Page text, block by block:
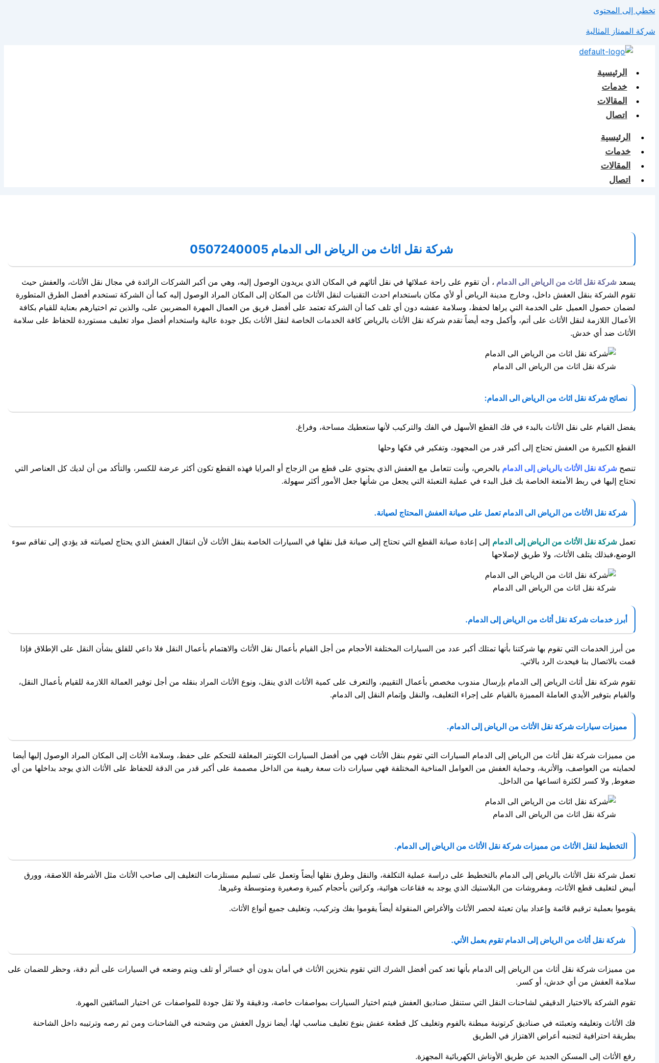
تخطي إلى المحتوى
شركة الممتاز المثالية
الرئيسية
خدمات
المقالات
اتصال
الرئيسية
خدمات
المقالات
اتصال
شركة نقل اثاث من الرياض الى الدمام 0507240005
يسعد شركة نقل اثاث من الرياض الى الدمام ، أن تقوم على راحة عملائها في نقل أثاثهم في المكان الذي يريدون الوصول إليه، وهي من أكبر الشركات الرائدة في مجال نقل الأثاث، والعفش حيث
تقوم الشركة بنقل العفش داخل، وخارج مدينة الرياض أو لأي مكان باستخدام احدث التقنيات لنقل الأثاث من المكان إلى المكان المراد الوصول إليه كما أن الشركة تستخدم أفضل الطرق المتطورة
لضمان حصول العميل على الخدمة التي يراها لحفظ، وسلامة عفشه دون أي تلف كما أن الشركة تعتمد على أفضل فريق من العمال المهرة المضربين على، والذين تم اختيارهم بعناية للقيام بكافة
الأعمال اللازمة لنقل الأثاث على أتم، وأكمل وجه أيضاً تقدم شركة نقل الأثاث بالرياض كافة الخدمات الخاصة لنقل الأثاث بكل جودة عالية واستخدام أفضل مواد تغليف مستوردة للحفاظ على سلامة
الأثاث ضد أي خدش.
شركة نقل اثاث من الرياض الى الدمام
نصائح شركة نقل اثاث من الرياض الى الدمام:
يفضل القيام على نقل الأثاث بالبدء في فك القطع الأسهل في الفك والتركيب لأنها ستعطيك مساحة، وفراغ.
القطع الكبيرة من العفش تحتاج إلى أكبر قدر من المجهود، وتفكير في فكها وحلها
تنصح شركة نقل الأثاث بالرياض إلى الدمام بالحرص، وأنت تتعامل مع العفش الذي يحتوي على قطع من الزجاج أو المرايا فهذه القطع تكون أكثر عرضة للكسر، والتأكد من أن لديك كل العناصر التي
تحتاج إليها في ربط الأمتعة الخاصة بك قبل البدء في عملية التعبئة التي يجعل من شأنها جعل الأمور أكثر سهولة.
شركة نقل الأثاث من الرياض الى الدمام تعمل على صيانة العفش المحتاج لصيانة.
تعمل شركة نقل الأثاث من الرياض إلى الدمام إلى إعادة صيانة القطع التي تحتاج إلى صيانة قبل نقلها في السيارات الخاصة بنقل الأثاث لأن انتقال العفش الذي يحتاج لصيانته قد يؤدي إلى تفاقم سوء
الوضع،فبذلك يتلف الأثاث، ولا طريق لإصلاحها
شركة نقل اثاث من الرياض الى الدمام
أبرز خدمات شركة نقل أثاث من الرياض إلى الدمام.
من أبرز الخدمات التي تقوم بها شركتنا بأنها تمتلك أكبر عدد من السيارات المختلفة الأحجام من أجل القيام بأعمال نقل الأثاث والاهتمام بأعمال النقل فلا داعي للقلق بشأن النقل على الإطلاق فإذا
قمت بالاتصال بنا فيحدث الرد بالاتي.
تقوم شركة نقل أثاث الرياض إلى الدمام بإرسال مندوب مخصص بأعمال التقييم، والتعرف على كمية الأثاث الذي ينقل، ونوع الأثاث المراد بنقله من أجل توفير العمالة اللازمة للقيام بأعمال النقل،
والقيام بتوفير الأيدي العاملة المميزة بالقيام على إجراء التغليف، والنقل وإتمام النقل إلى الدمام.
مميزات سيارات شركة نقل الأثاث من الرياض إلى الدمام.
من مميزات شركة نقل أثاث من الرياض إلى الدمام السيارات التي تقوم بنقل الأثاث فهي من أفضل السيارات الكونتر المغلقة للتحكم على حفظ، وسلامة الأثاث إلى المكان المراد الوصول إليها أيضا
لحمايته من العواصف، والأتربة، وحماية العفش من العوامل المناخية المختلفة فهي سيارات ذات سعة رهيبة من الداخل مصممة على أكبر قدر من الدقة للحفاظ على الأثاث الذي يوجد بداخلها من أي
ضغوط, ولا كسر لكثرة اتساعها من الداخل.
شركة نقل اثاث من الرياض الى الدمام
التخطيط لنقل الأثاث من مميزات شركة نقل الأثاث من الرياض إلى الدمام.
تعمل شركة نقل الأثاث بالرياض إلى الدمام بالتخطيط على دراسة عملية التكلفة، والنقل وطرق نقلها أيضاً وتعمل على تسليم مستلزمات التغليف إلى صاحب الأثاث مثل الأشرطة اللاصقة، وورق
أبيض لتغليف قطع الأثاث، ومفروشات من البلاستيك الذي يوجد به فقاعات هوائية، وكراتين بأحجام كبيرة وصغيرة ومتوسطة وغيرها.
يقوموا بعملية ترقيم قائمة وإعداد بيان تعبئة لحصر الأثاث والأغراض المنقولة أيضاً يقوموا بفك وتركيب، وتغليف جميع أنواع الأثاث.
شركة نقل أثاث من الرياض إلى الدمام تقوم بعمل الأتي.
من مميزات شركة نقل أثاث من الرياض إلى الدمام بأنها تعد كمن أفضل الشرك التي تقوم بتخزين الأثاث في أمان بدون أي خسائر أو تلف ويتم وضعه في السيارات على أتم دقة، وحظر للضمان على
سلامة العفش من أي خدش، أو كسر.
تقوم الشركة بالاختيار الدقيقي لشاحنات النقل التي ستنقل صناديق العفش فيتم اختيار السيارات بمواصفات خاصة، ودقيقة ولا تقل جودة للمواصفات عن اختيار السائقين المهرة.
فك الأثاث وتغليفه وتعبئته في صناديق كرتونية مبطنة بالفوم وتغليف كل قطعة عفش بنوع تغليف مناسب لها، أيضا نزول العفش من وشحنه في الشاحنات ومن ثم رصه وترتيبه داخل الشاحنة
بطريقة احترافية لتجنبه أعراض الاهتزاز في الطريق
رفع الأثاث إلى المسكن الجديد عن طريق الأوناش الكهربائية المجهزة.